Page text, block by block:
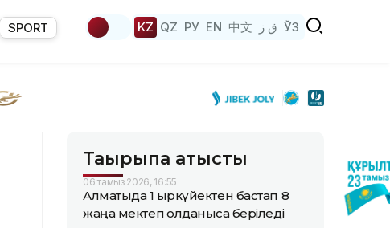
SPORT KZ QZ РУ EN 中文 ق ز ЎЗ
Тақырыпқа қатысты
06 тамыз 2026, 16:55
Алматыда 1 қыркүйектен бастап 8
жаңа мектеп қолданысқа беріледі